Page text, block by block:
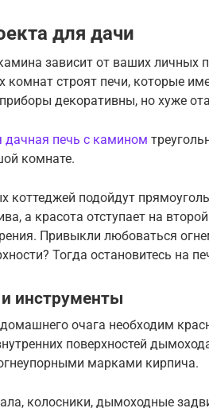
для дачи
зависит от ваших личных
комнат строят печи, которые
декоративны, но хуже
дачная печь с камином
комнате.
коттеджей подойдут
а красота отступает на
Привыкли любоваться
Тогда остановитесь на
инструменты
очага необходим
поверхностей
марками кирпича.
колосники, дымоходные